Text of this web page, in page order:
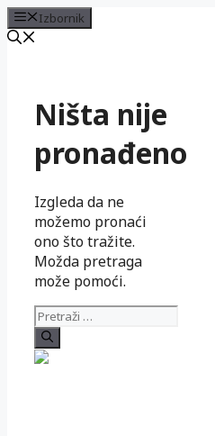
Izbornik
Ništa nije
pronađeno
Izgleda da ne
možemo pronaći
ono što tražite.
Možda pretraga
može pomoći.
Pretraži: